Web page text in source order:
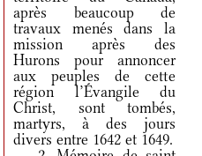
après beaucoup de
travaux menés dans la
mission après des
Hurons pour annoncer
aux peuples de cette
région l’Évangile du
Christ, sont tombés,
martyrs, à des jours
divers entre 1642 et 1649.